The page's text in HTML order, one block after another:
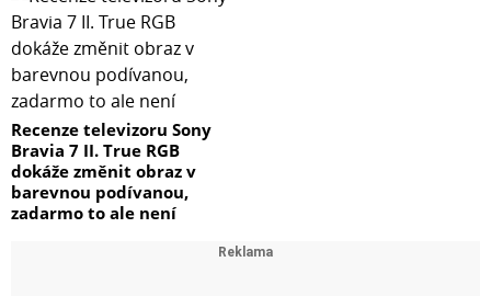
Recenze televizoru Sony
Bravia 7 II. True RGB
dokáže změnit obraz v
barevnou podívanou,
zadarmo to ale není